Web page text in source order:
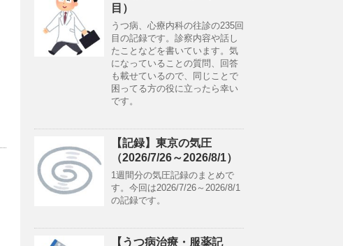
目）
うつ病、心療内科の往診の235回
目の記録です。診察内容や話し
たことなどを書いています。気
になっていることの質問、回答
も載せているので、同じことで
困ってる方の役に立ったら幸い
です。
【記録】東京の気圧
（2026/7/26～2026/8/1）
1週間分の気圧記録のまとめで
す。今回は2026/7/26～2026/8/1
の記録です。
【うつ病治療・服薬記